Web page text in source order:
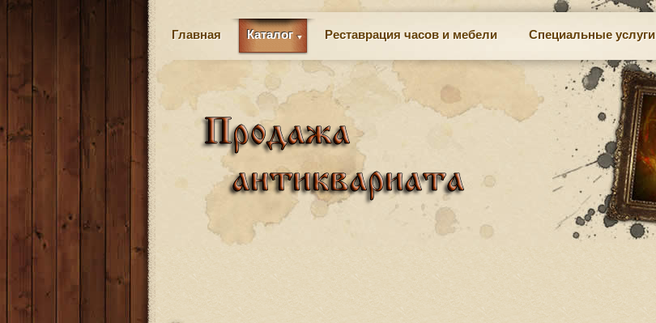
Главная Каталог Реставрация часов и мебели Специальные услуги